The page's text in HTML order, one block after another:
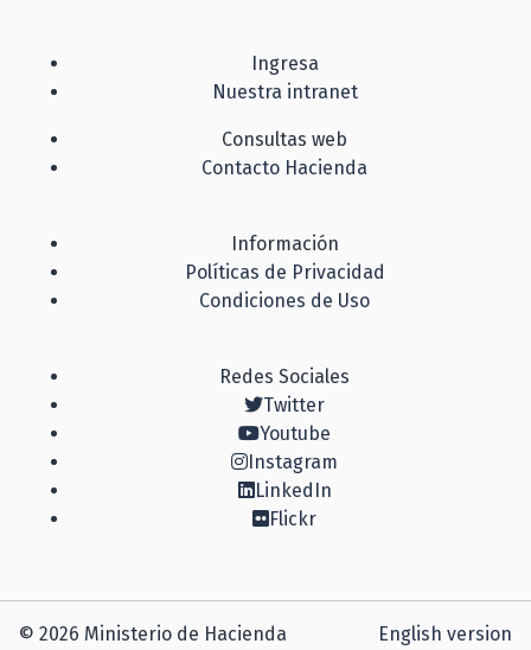
Ingresa
Nuestra intranet
Consultas web
Contacto Hacienda
Información
Políticas de Privacidad
Condiciones de Uso
Redes Sociales
Twitter
Youtube
Instagram
LinkedIn
Flickr
© 2026 Ministerio de Hacienda English version